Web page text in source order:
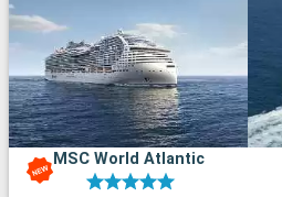
MSC World Atlantic